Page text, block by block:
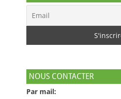
NOUS CONTACTER
Par mail: